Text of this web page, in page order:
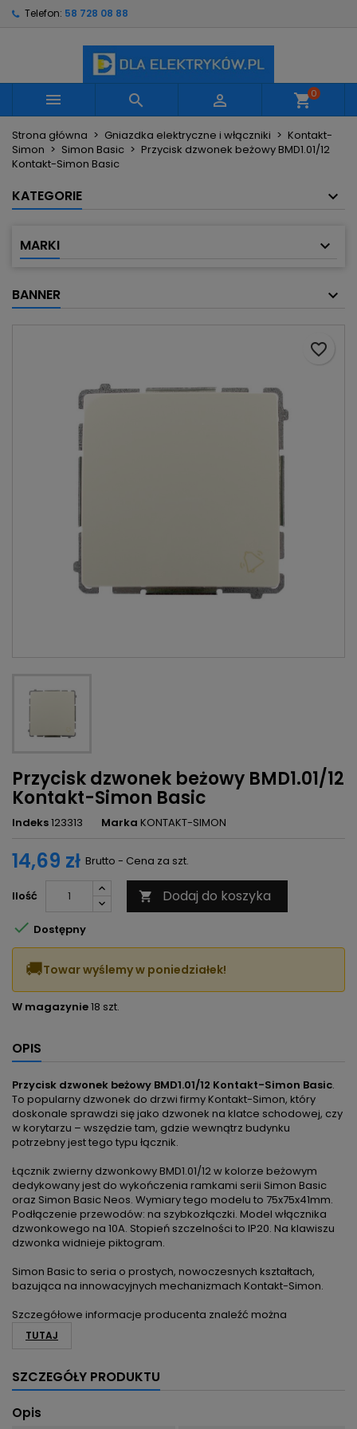
Telefon: 58 728 08 88
   shopping_cart0
Strona główna Gniazdka elektryczne i włączniki
Kontakt-
Simon
Simon Basic
Przycisk dzwonek beżowy BMD1.01/12
Kontakt-Simon Basic
KATEGORIE
MARKI
BANNER
Przycisk dzwonek beżowy BMD1.01/12
Kontakt-Simon Basic
Indeks123313 Marka KONTAKT-SIMON
14,69 zł Brutto - Cena za szt.
Ilość  Dodaj do koszyka
favorite_border
 Dostępny
🚚Towar wyślemy w poniedziałek!
W magazynie18 szt.
OPIS
Przycisk dzwonek beżowy BMD1.01/12 Kontakt-Simon Basic.
To popularny dzwonek do drzwi firmy Kontakt-Simon, który
doskonale sprawdzi się jako dzwonek na klatce schodowej, czy
w korytarzu – wszędzie tam, gdzie wewnątrz budynku
potrzebny jest tego typu łącznik.
Łącznik zwierny dzwonkowy BMD1.01/12 w kolorze beżowym
dedykowany jest do wykończenia ramkami serii Simon Basic
oraz Simon Basic Neos. Wymiary tego modelu to 75x75x41mm.
Podłączenie przewodów: na szybkozłączki. Model włącznika
dzwonkowego na 10A. Stopień szczelności to IP20. Na klawiszu
dzwonka widnieje piktogram.
Simon Basic to seria o prostych, nowoczesnych kształtach,
bazująca na innowacyjnych mechanizmach Kontakt-Simon.
Szczegółowe informacje producenta znaleźć można
TUTAJ
SZCZEGÓŁY PRODUKTU
Opis
Utwórz nową listę
Nazwa listy życzeń
Anuluj Utwórz listę życzeń
Musisz być zalogowany by zapisać produkty na
swojej liście życzeń.
Anuluj Zaloguj się